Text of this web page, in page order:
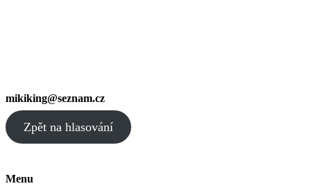
mikiking@seznam.cz
Zpět na hlasování
Menu